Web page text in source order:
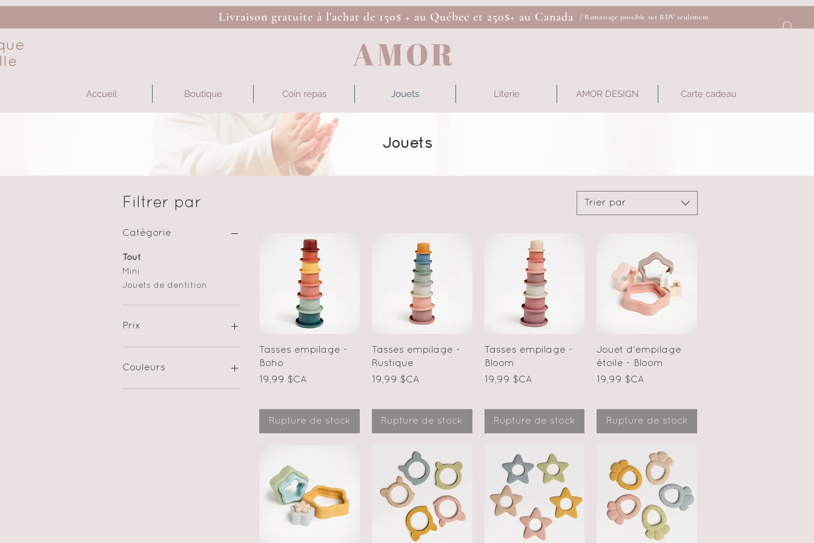
Livraison gratuite à l'achat de 150$ + au Québec et 250$+ au Canada / Ramassage possible sur RDV seulement
AMOR
Accueil Boutique Coin repas Jouets Literie AMOR DESIGN Carte cadeau
Jouets
Filtrer par
Catégorie
Tout
Mini
Jouets de dentition
Prix
Couleurs
Trier par
Aperçu rapide
Tasses empilage -
Boho
Prix
19,99 $CA
Rupture de stock
Aperçu rapide
Tasses empilage -
Rustique
Prix
19,99 $CA
Rupture de stock
Aperçu rapide
Tasses empilage -
Bloom
Prix
19,99 $CA
Rupture de stock
Aperçu rapide
Jouet d'empilage
étoile - Bloom
Prix
19,99 $CA
Rupture de stock